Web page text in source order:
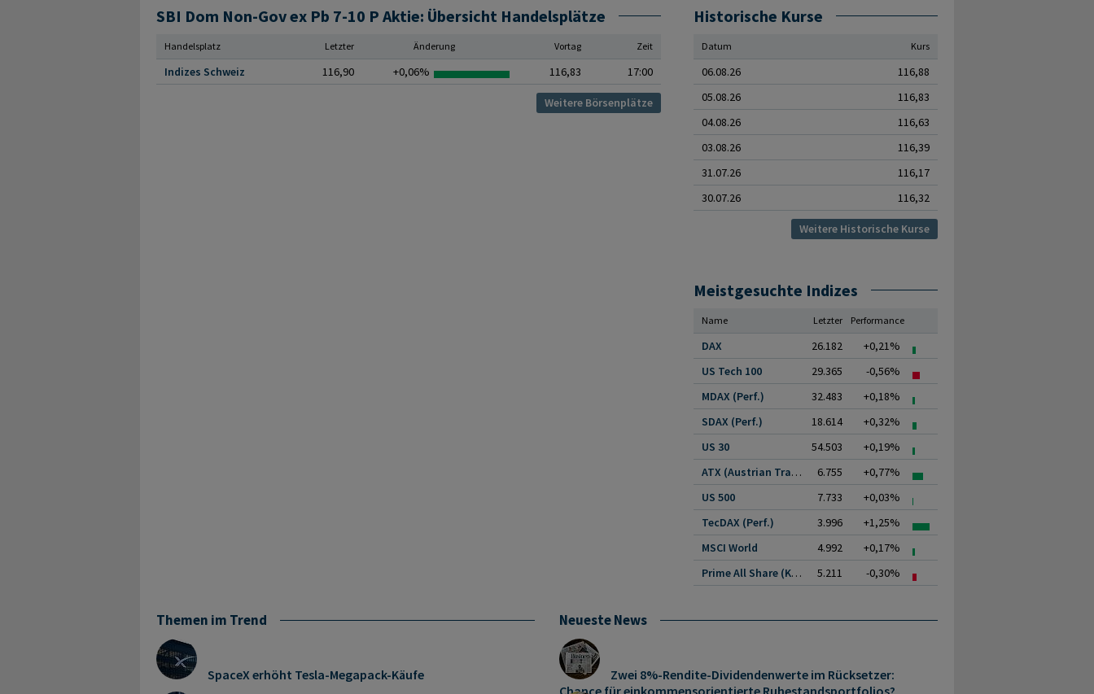
SBI Dom Non-Gov ex Pb 7-10 P Aktie: Übersicht Handelsplätze
Handelsplatz Letzter Änderung Vortag Zeit
Indizes Schweiz 116,90 +0,06% 116,83 17:00
Weitere Börsenplätze
Historische Kurse
Datum Kurs
06.08.26
116,88
05.08.26
116,83
04.08.26
116,63
03.08.26
116,39
31.07.26
116,17
30.07.26
116,32
Weitere Historische Kurse
Meistgesuchte Indizes
Name Letzter Performance
DAX 26.182
+0,21%
US Tech 100
29.365
-0,56%
MDAX (Perf.)
32.483
+0,18%
SDAX (Perf.)
18.614
+0,32%
US 30
54.503
+0,19%
ATX (Austrian Traded.
6.755
+0,77%
US 500
7.733
+0,03%
TecDAX (Perf.)
3.996
+1,25%
MSCI World
4.992
+0,17%
Prime All Share (Kurs)
5.211 -0,30%
Themen im Trend
SpaceX erhöht Tesla-Megapack-Käufe
Neueste News
Zwei 8%-Rendite-Dividendenwerte im Rücksetzer:
Chance für einkommensorientierte Ruhestandsportfolios?